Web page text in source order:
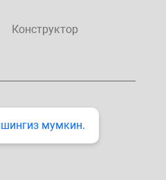
Конструктор
мумкин.